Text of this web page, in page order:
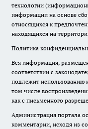
технологии
информации на основе
относящихся к
находящихся на
Политика
Вся информация,
соответствии с
подлежит использованию
том числе
как с письменного
Администрация портала
комментарии, исходя из